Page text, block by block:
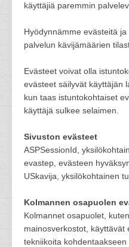
käyttäjiä paremmin
Hyödynnämme evästeitä
palvelun kävijämäärien
Evästeet voivat olla
evästeet säilyvät käyttäjän
kun taas istuntokohtaiset
käyttäjä sulkee selaimen.
Sivuston evästeet
ASPSessionId,
evastep, evästeen
USkavija, yksilökohtainen
Kolmannen osapuolen
Kolmannet osapuolet,
mainosverkostot, käyttävät
tekniikoita